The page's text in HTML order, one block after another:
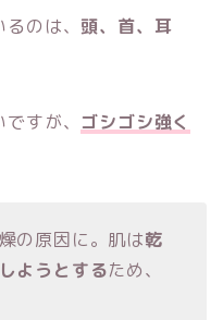
のは、 頭、首、耳
すが、 ゴシゴシ強く
の原因に。肌は乾
ようとするため、